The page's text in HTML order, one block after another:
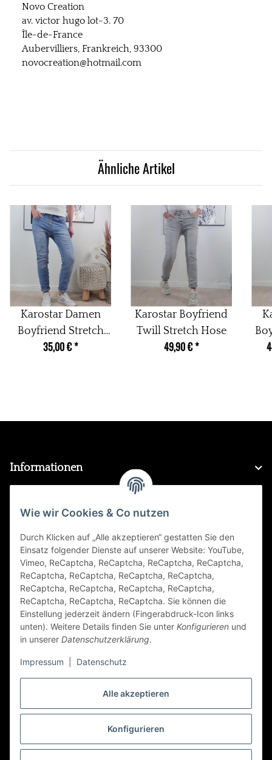
Alle akzeptieren
Konfigurieren
Wie wir Cookies & Co nutzen
Durch Klicken auf „Alle akzeptieren“ gestatten Sie den
Einsatz folgender Dienste auf unserer Website: YouTube,
Vimeo, ReCaptcha, ReCaptcha, ReCaptcha, ReCaptcha,
ReCaptcha, ReCaptcha, ReCaptcha, ReCaptcha,
ReCaptcha, ReCaptcha, ReCaptcha, ReCaptcha,
ReCaptcha, ReCaptcha, ReCaptcha. Sie können die
Einstellung jederzeit ändern (Fingerabdruck-Icon links
unten). Weitere Details finden Sie unter Konfigurieren und
in unserer Datenschutzerklärung.
Impressum Datenschutz
Novo Creation
av. victor hugo lot-3. 70
Île-de-France
Aubervilliers, Frankreich, 93300
novocreation@hotmail.com
Ähnliche Artikel
Karostar Damen
Boyfriend Stretch
Jeans mit offener
35,00 €*
Karostar Boyfriend
Twill Stretch Hose
49,90 €*
Informationen
FAQ
Zahlungsarten